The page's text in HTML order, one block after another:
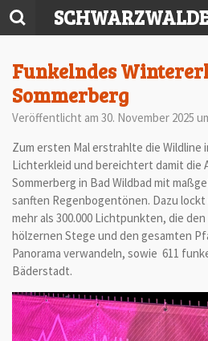
Zum
Hauptinhalt
Funkelndes
Sommerberg
Veröffentlicht am 30. November 2025
Zum ersten Mal erstrahlte die Wildline
Lichterkleid und bereichtert damit die
Sommerberg in Bad Wildbad mit
sanften Regenbogentönen. Dazu
mehr als 300.000 Lichtpunkten, die
hölzernen Stege und den gesamten
Panorama verwandeln, sowie 611
Bäderstadt.